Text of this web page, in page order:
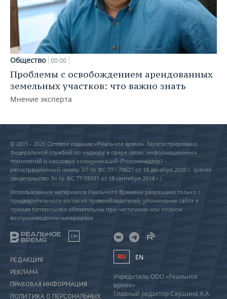
Общество 00:00
Проблемы с освобождением арендованных
земельных участков: что важно знать
Мнение эксперта
© 2015 - 2026 Сетевое издание «Реальное время» Зарегистрировано
Федеральной службой по надзору в сфере связи, информационных
технологий и массовых коммуникаций (Роскомнадзор) –
регистрационный номер ЭЛ № ФС 77 - 79627 от 18 декабря 2020 г. (ранее
свидетельство Эл № ФС 77-59331 от 18 сентября 2014 г.)
Использование материалов Реального Времени разрешено только с
предварительного согласия правообладателей, упоминание сайта и
прямая гиперссылка обязательны при частичном или полном
воспроизведении материалов.
18+
РЕДАКЦИЯ
РЕКЛАМА
ПРАВОВАЯ ИНФОРМАЦИЯ
ПОЛИТИКА О ПЕРСОНАЛЬНЫХ
RU EN
Учредитель ООО «Реальное
время»
Главный редактор Саушина А.А.